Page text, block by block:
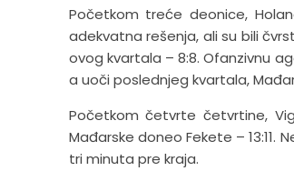
Početkom treće deonice,
adekvatna rešenja, ali su bili
ovog kvartala – 8:8. Ofanzivnu
a uoči poslednjeg kvartala,
Početkom četvrte četvrtine,
Mađarske doneo Fekete – 13:11.
tri minuta pre kraja.